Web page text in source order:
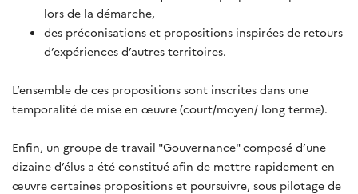
lors de la démarche,
des préconisations et propositions inspirées de retours
d’expériences d’autres territoires.
L’ensemble de ces propositions sont inscrites dans une
temporalité de mise en œuvre (court/moyen/ long terme).
Enfin, un groupe de travail "Gouvernance" composé d’une
dizaine d’élus a été constitué afin de mettre rapidement en
œuvre certaines propositions et poursuivre, sous pilotage de